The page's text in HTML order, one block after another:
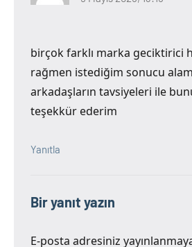
birçok farklı marka geciktirici
rağmen istediğim sonucu
arkadaşların tavsiyeleri ile
teşekkür ederim
Yanıtla
Bir yanıt yazın
E-posta adresiniz